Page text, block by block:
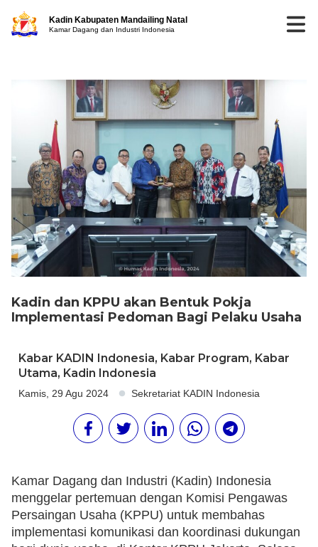
Kadin Kabupaten Mandailing Natal
Kamar Dagang dan Industri Indonesia
Kadin dan KPPU akan Bentuk Pokja
Implementasi Pedoman Bagi Pelaku Usaha
Kabar KADIN Indonesia, Kabar Program, Kabar
Utama, Kadin Indonesia
Kamis, 29 Agu 2024 Sekretariat KADIN Indonesia
Kamar Dagang dan Industri (Kadin) Indonesia
menggelar pertemuan dengan Komisi Pengawas
Persaingan Usaha (KPPU) untuk membahas
implementasi komunikasi dan koordinasi dukungan